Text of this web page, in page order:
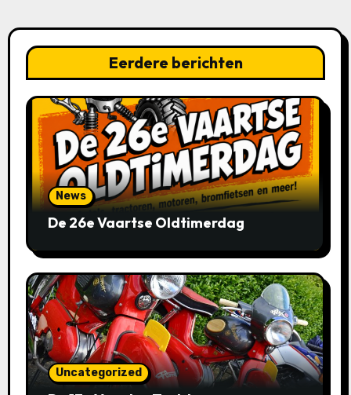
Eerdere berichten
News
De 26e Vaartse Oldtimerdag
Uncategorized